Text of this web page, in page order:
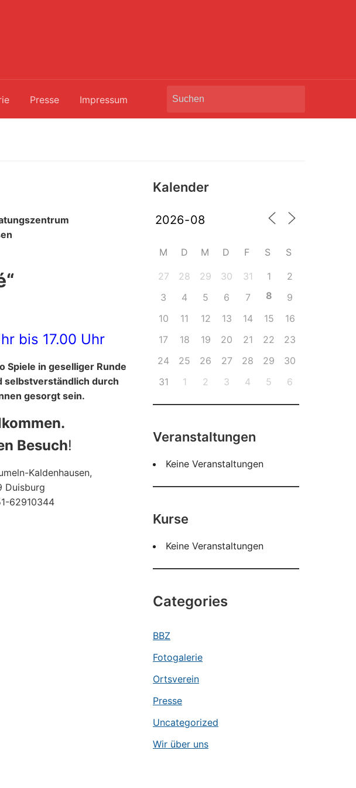
Presse Impressum
Search
bis 17.00 Uhr
Spiele in geselliger Runde
selbstverständlich durch
gesorgt sein.
Besuch!
Kaldenhausen,
Duisburg
62910344
Kalender
M D M D F S S
27 28 29 30 31 1
2
3
4 5 6 7 8
9
10
11 12 13 14 15
16
17
18 19 20 21 22
23
24
25 26 27 28 29
30
31
1 2 3 4 5 6
Veranstaltungen
Keine Veranstaltungen
Kurse
Keine Veranstaltungen
Categories
BBZ
Fotogalerie
Ortsverein
Presse
Uncategorized
Wir über uns